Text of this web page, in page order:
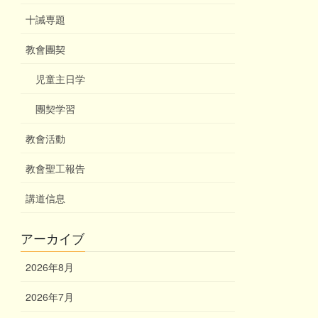
十誡専題
教會團契
児童主日学
團契学習
教會活動
教會聖工報告
講道信息
アーカイブ
2026年8月
2026年7月